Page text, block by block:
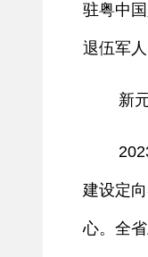
驻粤中
退伍军人
新元肇
2023
建设定
心。全